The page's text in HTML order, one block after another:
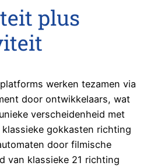
plus
werken tezamen via
door ontwikkelaars, wat
verscheidenheid met
klassieke gokkasten richting
door filmische
van klassieke 21 richting